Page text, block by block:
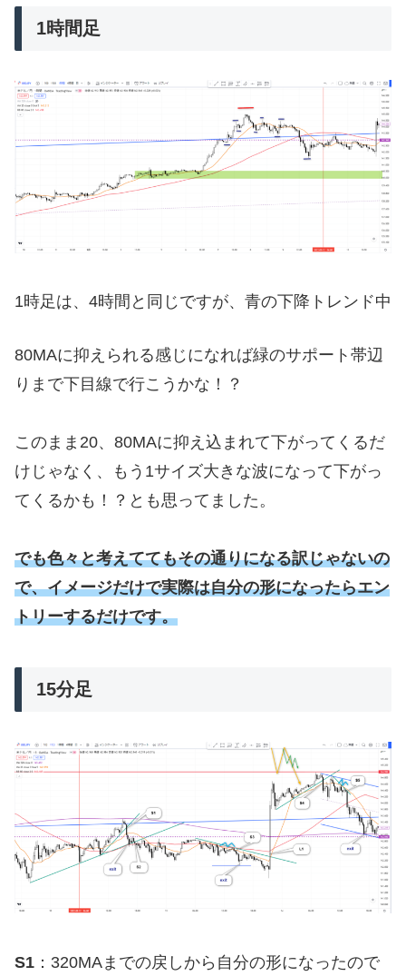
1時間足
1時足は、4時間と同じですが、青の下降トレンド中
80MAに抑えられる感じになれば緑のサポート帯辺
りまで下目線で行こうかな！？
このまま20、80MAに抑え込まれて下がってくるだ
けじゃなく、もう1サイズ大きな波になって下がっ
てくるかも！？とも思ってました。
でも色々と考えててもその通りになる訳じゃないの
で、イメージだけで実際は自分の形になったらエン
トリーするだけです。
15分足
S1 ：320MAまでの戻しから自分の形になったので